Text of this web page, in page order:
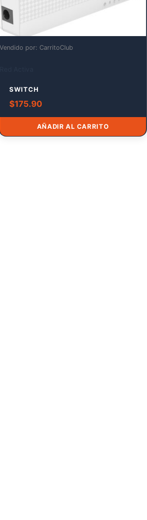
Vendido por: CarritoClub
SWITCH
$175.90
AÑADIR AL CARRITO